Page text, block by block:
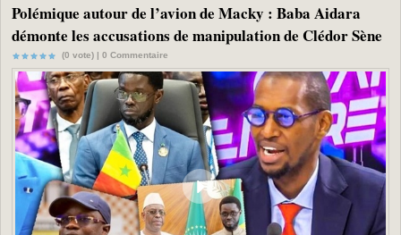
Polémique autour de l’avion de Macky : Baba Aidara
démonte les accusations de manipulation de Clédor Sène
(0 vote) | 0 Commentaire